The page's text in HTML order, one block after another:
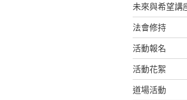
未來與希望講
法會修持
活動報名
活動花絮
道場活動